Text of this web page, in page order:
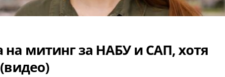
на митинг за НАБУ и САП, хотя